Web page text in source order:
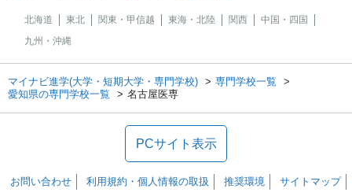
北海道 東北 関東・甲信越 東海・北陸 関西
中国・四国
九州・沖縄
マイナビ進学(大学・短期大学・専門学校)
専門学校一覧
愛知県の専門学校一覧
名古屋医専
PCサイト表示
お問い合わせ 利用規約・個人情報の取扱 推奨環境 サイトマップ